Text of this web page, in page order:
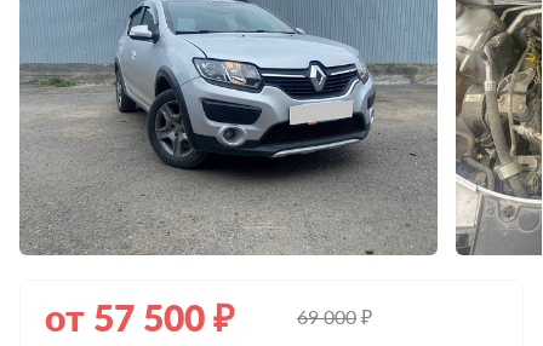
от 57 500₽ 69 000₽